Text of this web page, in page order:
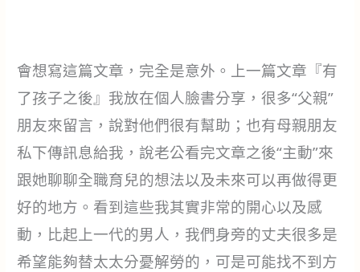
會想寫這篇文章，完全是意外。上一篇文章『有
了孩子之後』我放在個人臉書分享，很多“父親”
朋友來留言，說對他們很有幫助；也有母親朋友
私下傳訊息給我，說老公看完文章之後“主動”來
跟她聊聊全職育兒的想法以及未來可以再做得更
好的地方。看到這些我其實非常的開心以及感
動，比起上一代的男人，我們身旁的丈夫很多是
希望能夠替太太分憂解勞的，可是可能找不到方